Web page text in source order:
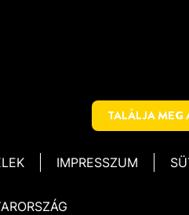
TALÁLJA MEG
IMPRESSZUM